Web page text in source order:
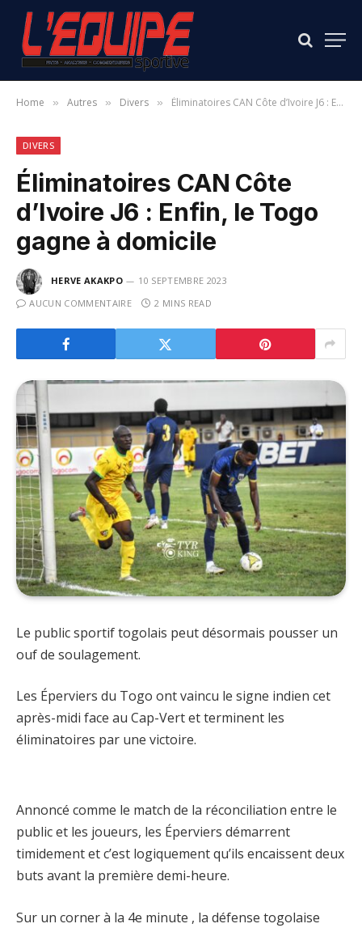
Home » Autres » Divers » Éliminatoires CAN Côte d’Ivoire J6 : Enfin, le Togo gagne à domicile
DIVERS
Éliminatoires CAN Côte
d’Ivoire J6 : Enfin, le Togo
gagne à domicile
HERVE AKAKPO
10 SEPTEMBRE 2023
AUCUN COMMENTAIRE
2 MINS READ
Le public sportif togolais peut désormais pousser un
ouf de soulagement.
Les Éperviers du Togo ont vaincu le signe indien cet
après-midi face au Cap-Vert et terminent les
éliminatoires par une victoire.
Annoncé comme le match de la réconciliation entre le
public et les joueurs, les Éperviers démarrent
timidement et c’est logiquement qu’ils encaissent deux
buts avant la première demi-heure.
Sur un corner à la 4e minute , la défense togolaise